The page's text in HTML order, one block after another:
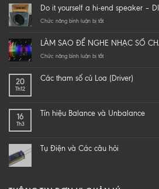
Do it yourself a hi-end speaker –
Chức năng bình luận bị tắtở
yourself
a
speaker
loa
Z
LÀM SAO ĐỂ NGHE NHẠC SỐ
Chức năng bình luận bị tắtở
ĐỂ
CHẤT
20
Th12
Các tham số củ Loa (Driver)
16
Th3
Tín hiệu Balance và Unbalance
Tụ Điện và Các câu hỏi